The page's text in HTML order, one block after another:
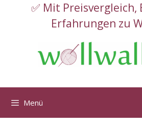
✅ Mit Preisvergleich,
Erfahrungen zu
Menü